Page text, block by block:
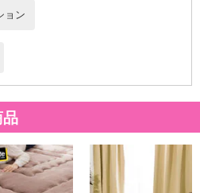
テル100% 中素材：ウレタンフォー
ョン